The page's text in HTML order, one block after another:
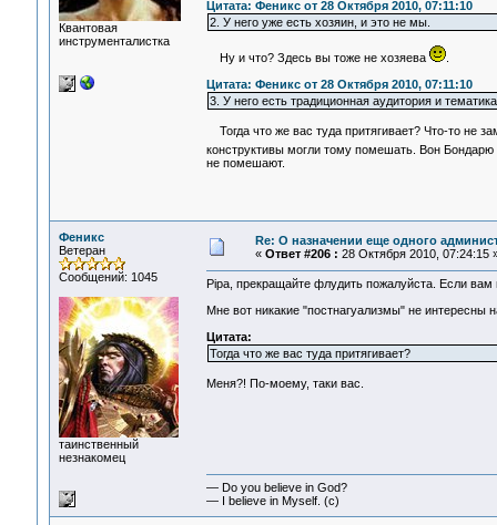
Квантовая
инструменталистка
Цитата: Феникс от 28 Октября 2010, 07:11:10
2. У него уже есть хозяин, и это не мы.
Ну и что? Здесь вы тоже не хозяева
.
Цитата: Феникс от 28 Октября 2010, 07:11:10
3. У него есть традиционная аудитория и
Тогда что же вас туда притягивает? Что-то не
конструктивы могли тому помешать. Вон
не помешают.
Феникс
Ветеран
Сообщений: 1045
таинственный
незнакомец
Re: О назначении еще одного
« Ответ #206 : 28 Октября 2010, 07:24:15
Pipa, прекращайте флудить пожалуйста. Если
Мне вот никакие "постнагуализмы" не интересны
Цитата:
Тогда что же вас туда притягивает?
Меня?! По-моему, таки вас.
— Do you believe in God?
— I believe in Myself. (c)